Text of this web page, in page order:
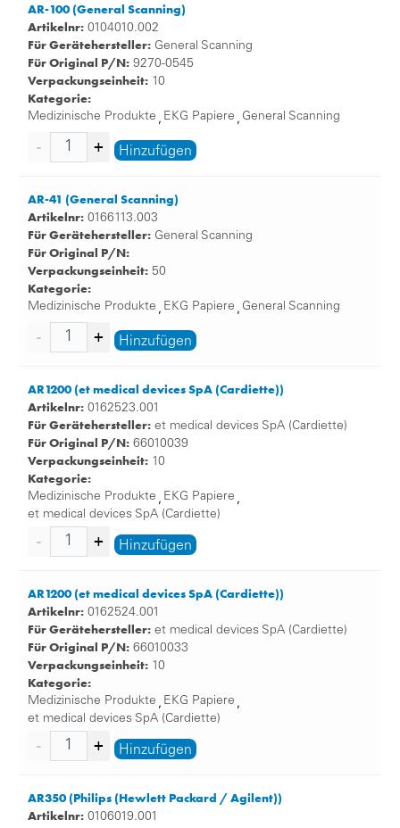
AR-100 (General Scanning)
Artikelnr: 0104010.002
Für Gerätehersteller: General Scanning
Für Original P/N: 9270-0545
Verpackungseinheit: 10
Kategorie:
Medizinische Produkte , EKG Papiere , General Scanning
Hinzufügen
AR-41 (General Scanning)
Artikelnr: 0166113.003
Für Gerätehersteller: General Scanning
Für Original P/N:
Verpackungseinheit: 50
Kategorie:
Medizinische Produkte , EKG Papiere , General Scanning
Hinzufügen
AR1200 (et medical devices SpA (Cardiette))
Artikelnr: 0162523.001
Für Gerätehersteller: et medical devices SpA (Cardiette)
Für Original P/N: 66010039
Verpackungseinheit: 10
Kategorie:
Medizinische Produkte , EKG Papiere ,
et medical devices SpA (Cardiette)
Hinzufügen
AR1200 (et medical devices SpA (Cardiette))
Artikelnr: 0162524.001
Für Gerätehersteller: et medical devices SpA (Cardiette)
Für Original P/N: 66010033
Verpackungseinheit: 10
Kategorie:
Medizinische Produkte , EKG Papiere ,
et medical devices SpA (Cardiette)
Hinzufügen
AR350 (Philips (Hewlett Packard / Agilent))
Artikelnr: 0106019.001